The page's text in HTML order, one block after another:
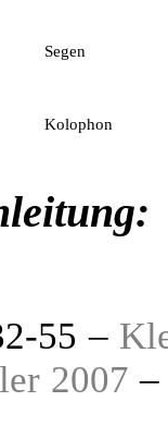
Segen
Kolophon
55 –
2007